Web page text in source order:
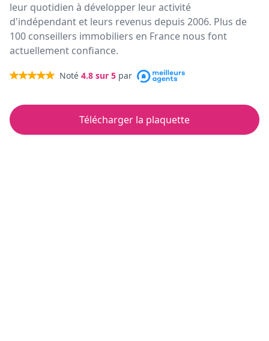
leur quotidien à développer leur activité
d'indépendant et leurs revenus depuis 2006. Plus de
100 conseillers immobiliers en France nous font
actuellement confiance.
Noté 4.8 sur 5 par
Télécharger la plaquette